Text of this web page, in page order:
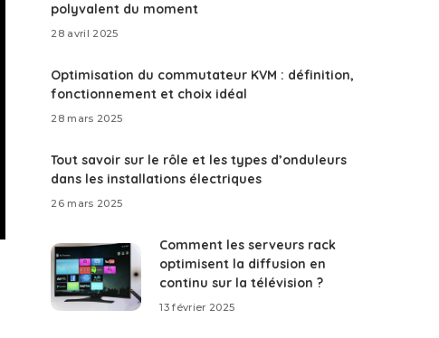
polyvalent du moment
28 avril 2025
Optimisation du commutateur KVM : définition,
fonctionnement et choix idéal
28 mars 2025
Tout savoir sur le rôle et les types d’onduleurs
dans les installations électriques
26 mars 2025
Comment les serveurs rack
optimisent la diffusion en
continu sur la télévision ?
13 février 2025